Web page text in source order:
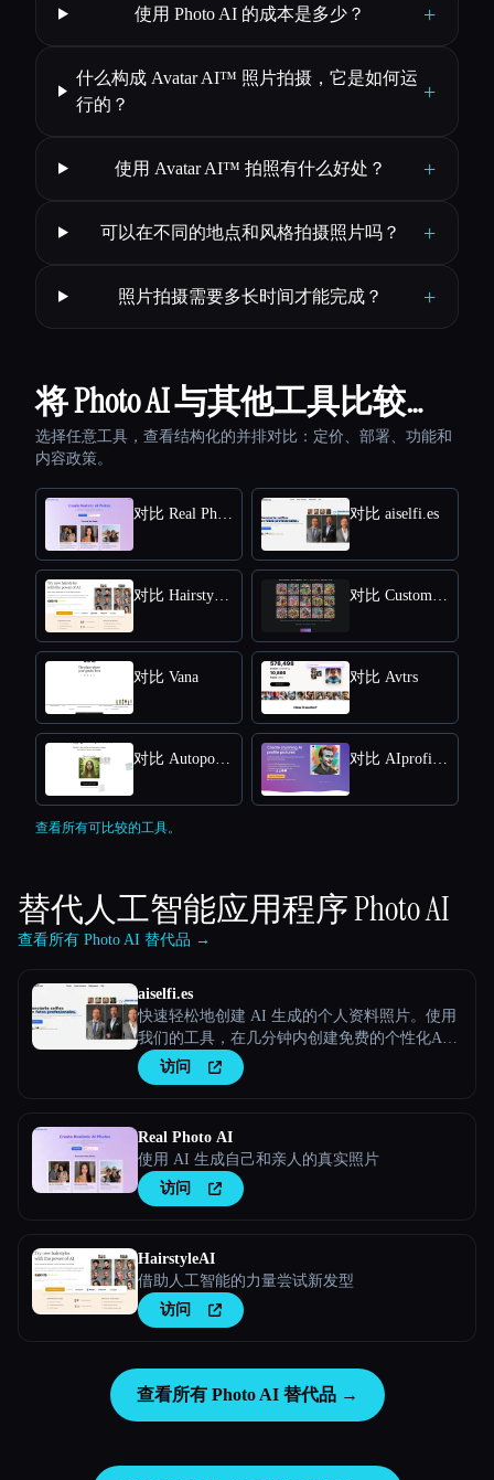
使用 Photo AI 的成本是多少？ +
什么构成 Avatar AI™ 照片拍摄，它是如何运
行的？
+
使用 Avatar AI™ 拍照有什么好处？ +
可以在不同的地点和风格拍摄照片吗？ +
照片拍摄需要多长时间才能完成？ +
将 Photo AI 与其他工具比较…
选择任意工具，查看结构化的并排对比：定价、部署、功能和
内容政策。
对比 aiselfi.es
对比 Vana 对比 Avtrs
查看所有可比较的工具。
替代人工智能应用程序Photo AI
查看所有 Photo AI 替代品 →
aiselfi.es
快速轻松地创建 AI 生成的个人资料照片。使用
我们的工具，在几分钟内创建免费的个性化AI
头像。试试看 → aiselfi.es
访问
Real Photo AI
使用 AI 生成自己和亲人的真实照片
访问
HairstyleAI
借助人工智能的力量尝试新发型
访问
查看所有 Photo AI 替代品 →